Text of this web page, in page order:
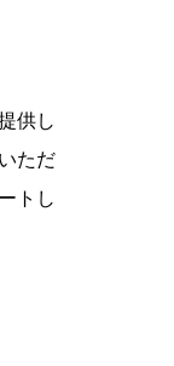
供し
ただ
トし